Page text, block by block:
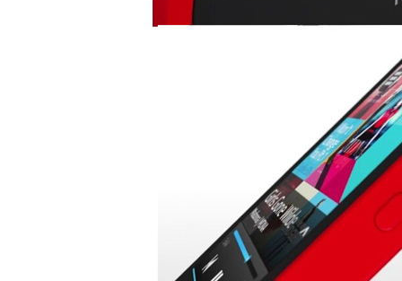
Bao da Samsung
Bao da Samsung